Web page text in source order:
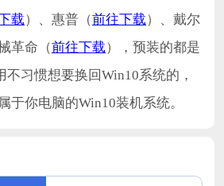
载）、惠普（前往下载）、戴尔
革命（前往下载），预装的都是
不习惯想要换回Win10系统的，
于你电脑的Win10装机系统。